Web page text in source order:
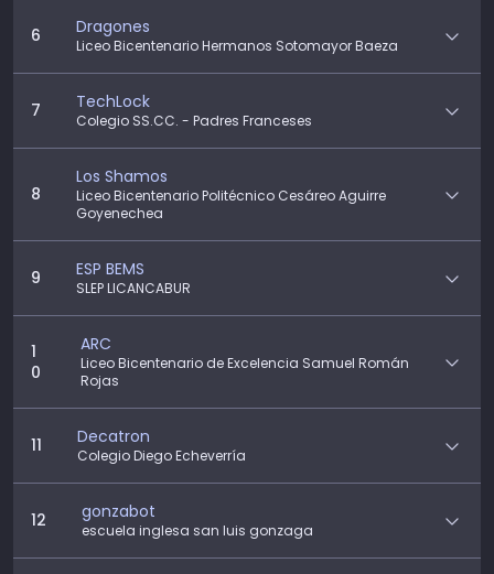
6 Dragones
Liceo Bicentenario Hermanos Sotomayor Baeza
7 TechLock
Colegio SS.CC. - Padres Franceses
8
Los Shamos
Liceo Bicentenario Politécnico Cesáreo Aguirre
Goyenechea
9 ESP BEMS
SLEP LICANCABUR
1
0
ARC
Liceo Bicentenario de Excelencia Samuel Román
Rojas
11 Decatron
Colegio Diego Echeverría
12 gonzabot
escuela inglesa san luis gonzaga